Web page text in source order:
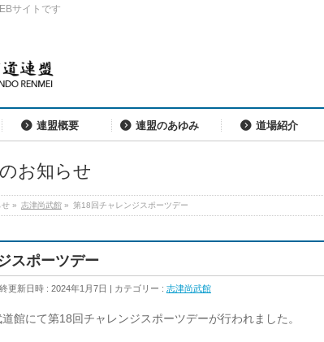
サイトです
連盟概要 連盟のあゆみ 道場紹介
お知らせ
せ » 志津尚武館 » 第18回チャレンジスポーツデー
スポーツデー
更新日時 : 2024年1月7日 カテゴリー : 志津尚武館
館にて第18回チャレンジスポーツデーが行われました。